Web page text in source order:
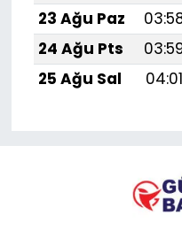
23 Ağu Paz
24 Ağu Pts
25 Ağu Sal
04:01